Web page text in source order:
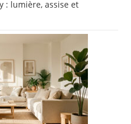
: lumière, assise et